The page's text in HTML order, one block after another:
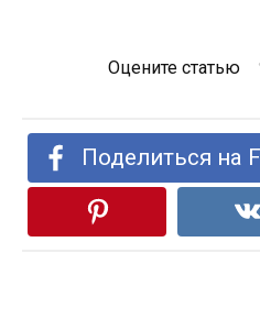
Оцените статью
Поделиться на